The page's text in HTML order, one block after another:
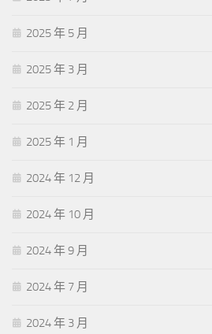
2025 年 5 月
2025 年 3 月
2025 年 2 月
2025 年 1 月
2024 年 12 月
2024 年 10 月
2024 年 9 月
2024 年 7 月
2024 年 3 月